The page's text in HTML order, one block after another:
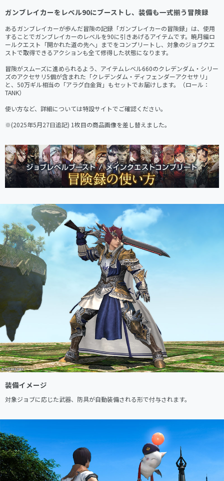
ガンブレイカーをレベル90にブーストし、装備も一式揃う冒険録
あるガンブレイカーが歩んだ冒険の記録「ガンブレイカーの冒険録」は、使用
することでガンブレイカーのレベルを90に引きあげるアイテムです。暁月編ロ
ールクエスト「開かれた道の先へ」までをコンプリートし、対象のジョブクエ
ストで取得できるアクションも全て修得した状態になります。
冒険がスムーズに進められるよう、アイテムレベル660のクレデンダム・シリー
ズのアクセサリ5個が含まれた「クレデンダム・ディフェンダーアクセサリ」
と、50万ギル相当の「アラグ白金貨」もセットでお届けします。（ロール：
TANK）
使い方など、詳細については特設サイトでご確認ください。
※(2025年5月27日追記) 1枚目の商品画像を差し替えました。
装備イメージ
対象ジョブに応じた武器、防具が自動装備される形で付与されます。